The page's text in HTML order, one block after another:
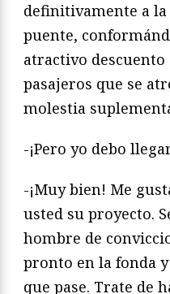
definitivamente a
puente,
atractivo
pasajeros que se
molestia
-¡Pero yo debo
-¡Muy bien! Me
usted su proyecto.
hombre de
pronto en la fonda
que pase. Trate de